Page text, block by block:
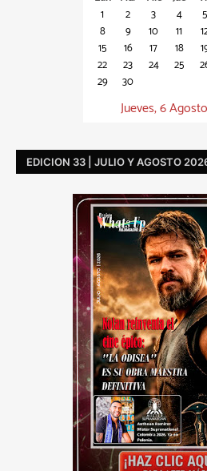
1
2 3 4 5
8
9 10 11
15
16 17 18
22
23 24 25
29
30
Jueves, 6
EDICION 33 | JULIO Y AGOSTO